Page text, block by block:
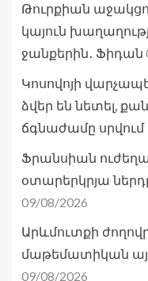
Թուրքիան
կայուն
ջանքերին․ Ֆիդան
Կոսովոյի
ձվեր են նետել,
ճգնաժամը սրվում
Ֆրանսիան
օտարերկրյա
09/08/2026
Արևմուտքի
մաթեմատիկան
09/08/2026